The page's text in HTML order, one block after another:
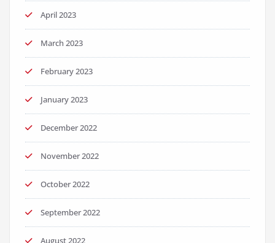
April 2023
March 2023
February 2023
January 2023
December 2022
November 2022
October 2022
September 2022
August 2022